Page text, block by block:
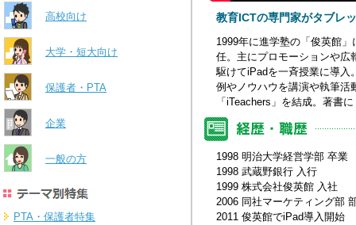
高校向け
大学・短大向け
保護者・PTA
企業
一般の方
PTA・保護者特集
教育ICTの専門家がタブレ
1999年に進学塾の「俊英館
任。主にプロモーションや広
駆けてiPadを一斉授業に導入
例やノウハウを講演や執筆活
「iTeachers」を結成。著書
1998 明治大学経営学部 卒業
1998 武蔵野銀行 入行
1999 株式会社俊英館 入社
2006 同社マーケティング部
2011 俊英館でiPad導入開始